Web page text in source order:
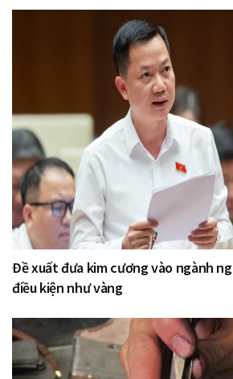
Đề xuất đưa kim cương vào ngành
điều kiện như vàng